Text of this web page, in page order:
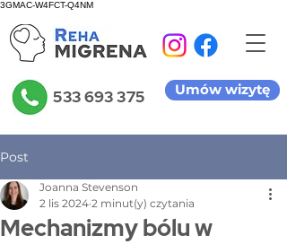
3GMAC-W4FCT-Q4NM
533 693 375 Umów wizytę
Post
Mechanizmy bólu w
Joanna Stevenson
2 lis 2024 2 minut(y) czytania